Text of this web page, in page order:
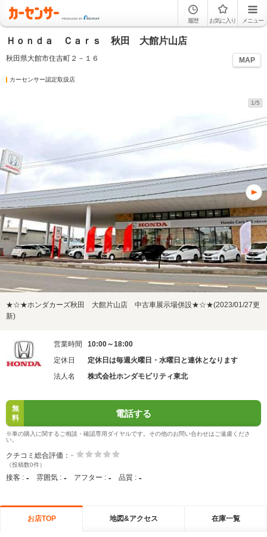
履歴 お気に入り メニュー
Ｈｏｎｄａ Ｃａｒｓ 秋田 大館片山店
秋田県大館市住吉町２－１６ MAP
カーセンサー認定取扱店
1/5
★☆★ホンダカーズ秋田 大館片山店 中古車展示場併設★☆★(2023/01/27更
新)
営業時間
10:00～18:00
定休日
定休日は毎週火曜日・水曜日と連休となります
法人名
株式会社ホンダモビリティ東北
無
料
電話する
※車の購入に関するご相談・確認専用ダイヤルです。その他のお問い合わせはご遠慮くださ
い。
クチコミ総合評価： -
（投稿数0件）
接客 : - 雰囲気 : - アフター : - 品質 : -
お店TOP 地図&アクセス 在庫一覧